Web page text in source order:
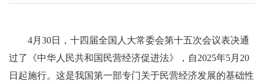
4月30日，十四届全国人大常委会第十五次会议表决通
过了《中华人民共和国民营经济促进法》，自2025年5月20
日起施行。这是我国第一部专门关于民营经济发展的基础性